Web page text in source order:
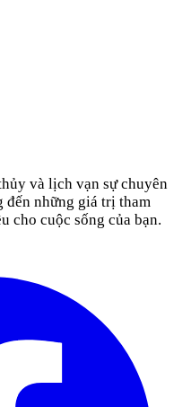
và lịch vạn sự chuyên
đến những giá trị tham
cho cuộc sống của bạn.